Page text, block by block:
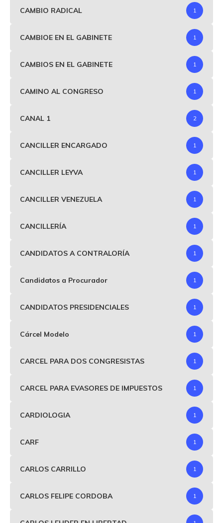
CAMBIO RADICAL 1
CAMBIOE EN EL GABINETE 1
CAMBIOS EN EL GABINETE 1
CAMINO AL CONGRESO 1
CANAL 1 2
CANCILLER ENCARGADO 1
CANCILLER LEYVA 1
CANCILLER VENEZUELA 1
CANCILLERÍA 1
CANDIDATOS A CONTRALORÍA 1
Candidatos a Procurador 1
CANDIDATOS PRESIDENCIALES 1
Cárcel Modelo 1
CARCEL PARA DOS CONGRESISTAS 1
CARCEL PARA EVASORES DE IMPUESTOS 1
CARDIOLOGIA 1
CARF 1
CARLOS CARRILLO 1
CARLOS FELIPE CORDOBA 1